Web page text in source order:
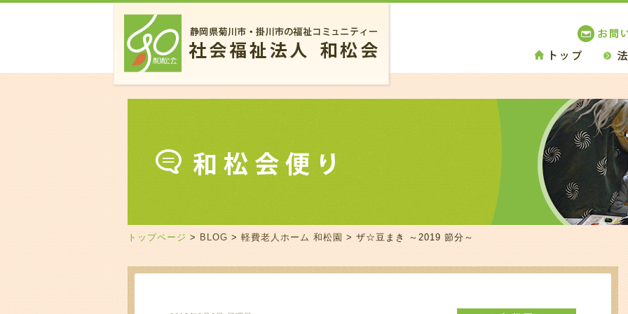
トップページ > BLOG > 軽費老人ホーム 和松園 > ザ☆豆まき ～2019 節分～